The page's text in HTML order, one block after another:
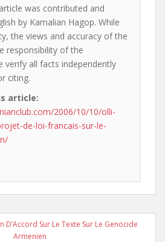
was contributed and
by Kamalian Hagop. While
the views and accuracy of the
responsibility of the
verify all facts independently
citing.
article:
2006/10/10/olli-
de-loi-francais-sur-le-
D’Accord Sur Le Texte Sur Le Genocide
Armenien